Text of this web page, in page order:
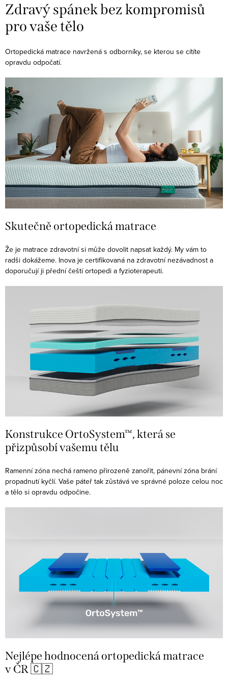
p
i
s
u
Zdravý spánek bez kompromisů
pro vaše tělo
Ortopedická matrace navržená s odborníky, se kterou se cítíte
opravdu odpočatí.
Skutečně ortopedická matrace️
Že je matrace zdravotní si může dovolit napsat každý. My vám to
radši dokážeme. Inova je certifikovaná na zdravotní nezávadnost a
doporučují ji přední čeští ortopedi a fyzioterapeuti.
Konstrukce OrtoSystem™, která se
přizpůsobí vašemu tělu
Ramenní zóna nechá rameno přirozeně zanořit, pánevní zóna brání
propadnutí kyčlí. Vaše páteř tak zůstává ve správné poloze celou noc
a tělo si opravdu odpočine.
Nejlépe hodnocená ortopedická matrace
v ČR 🇨🇿